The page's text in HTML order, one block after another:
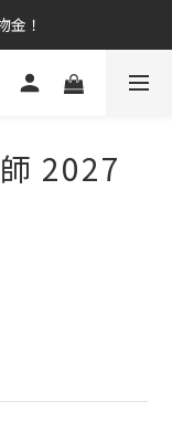
金！
2027